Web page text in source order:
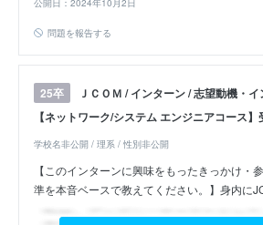
公開日：2024年10月2日
問題を報告する
25卒
ＪＣＯＭ / インターン / 志望動機・
【ネットワーク/システム エンジニアコース
学校名非公開 / 理系 / 性別非公開
【このインターンに興味をもったきっかけ・
準を本音ベースで教えてください。】身内に